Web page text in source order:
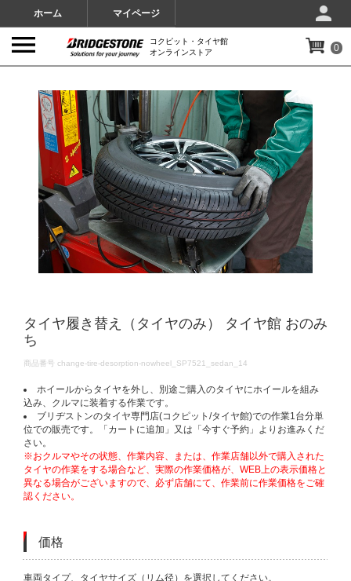
ホーム マイページ
コクピット・タイヤ館
オンラインストア
0
タイヤ履き替え（タイヤのみ） タイヤ館 おのみ
ち
DETAILS
商品番号 change-tire-desorption-nowheel_SP7521_sedan_14
ホイールからタイヤを外し、別途ご購入のタイヤにホイールを組み
込み、クルマに装着する作業です。
ブリヂストンのタイヤ専門店(コクピット/タイヤ館)での作業1台分単
位での販売です。「カートに追加」又は「今すぐ予約」よりお進みくだ
さい。
※おクルマやその状態、作業内容、または、作業店舗以外で購入された
タイヤの作業をする場合など、実際の作業価格が、WEB上の表示価格と
異なる場合がございますので、必ず店舗にて、作業前に作業価格をご確
認ください。
価格
VARIATIONS
車両タイプ、タイヤサイズ（リム径）を選択してください。